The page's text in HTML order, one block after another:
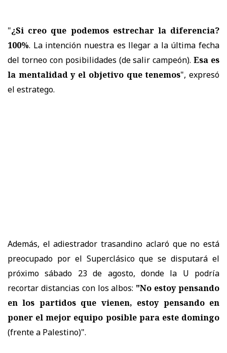
"¿Si creo que podemos estrechar la diferencia?
100%. La intención nuestra es llegar a la última fecha
del torneo con posibilidades (de salir campeón).Esa es
la mentalidad y el objetivo que tenemos", expresó
el estratego.
Además, el adiestrador trasandino aclaró que no está
preocupado por el Superclásico que se disputará el
próximo sábado 23 de agosto, donde la U podría
recortar distancias con los albos: "No estoy pensando
en los partidos que vienen, estoy pensando en
poner el mejor equipo posible para este domingo
(frente a Palestino)".